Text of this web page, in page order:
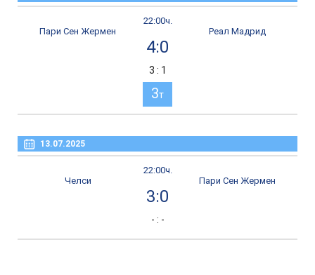
22:00ч.
Пари Сен Жермен
4:0
Реал Мадрид
3 : 1
3т
13.07.2025
22:00ч.
Челси
3:0
Пари Сен Жермен
- : -